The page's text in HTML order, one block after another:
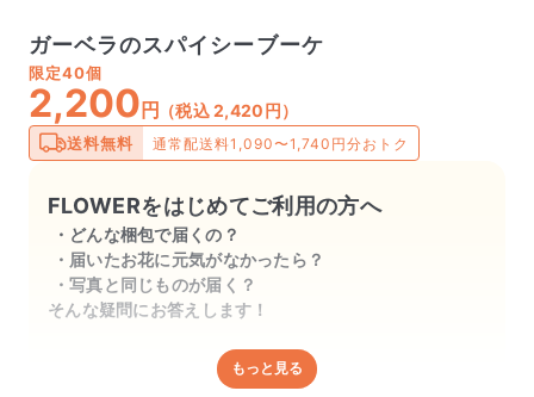
ガーベラのスパイシーブーケ
限定40個
2,200 円 （税込 2,420円）
送料無料 通常配送料1,090〜1,740円分おトク
FLOWERをはじめてご利用の方へ
どんな梱包で届くの？
届いたお花に元気がなかったら？
写真と同じものが届く？
そんな疑問にお答えします！
どんな梱包で届くの？
もっと見る